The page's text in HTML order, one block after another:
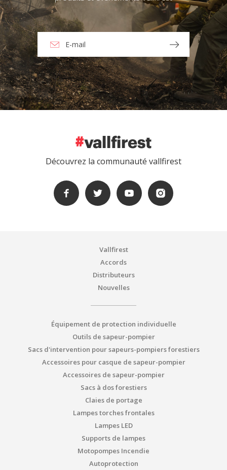
Découvrez la communauté vallfirest
Vallfirest
Accords
Distributeurs
Nouvelles
Équipement de protection individuelle
Outils de sapeur-pompier
Sacs d'intervention pour sapeurs-pompiers forestiers
Accessoires pour casque de sapeur-pompier
Accessoires de sapeur-pompier
Sacs à dos forestiers
Claies de portage
Lampes torches frontales
Lampes LED
Supports de lampes
Motopompes Incendie
Autoprotection